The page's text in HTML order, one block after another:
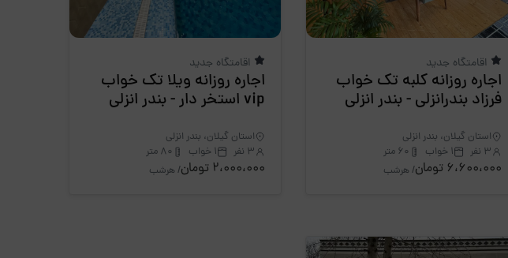
اقامتگاه جدید
اجاره روزانه کلبه تک خواب
فرزاد بندرانزلی - بندر انزلی
استان گیلان، بندر انزلی
3 نفر
1 خواب 60 متر
6،600،000 تومان / هرشب
اقامتگاه جدید
اجاره روزانه ویلا تک خواب
vip استخر دار - بندر انزلی
استان گیلان، بندر انزلی
3 نفر
1 خواب 80 متر
2،000،000 تومان / هرشب